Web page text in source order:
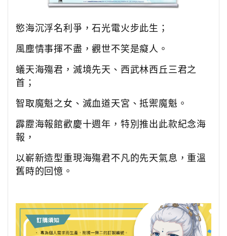
慾海沉浮名利爭，石光電火步此生；
風塵情事揮不盡，觀世不笑是癡人。
蟻天海殤君，滅境先天、西武林西丘三君之
首；
智取魔魁之女、滅血道天宮、抵禦魔魁。
霹靂海報館歡慶十週年，特別推出此款紀念海
報，
以嶄新造型重現海殤君不凡的先天氣息，重溫
舊時的回憶。